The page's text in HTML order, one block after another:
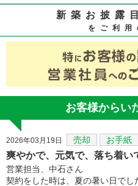
新築お披露
をご利用
お客様からい
2026年03月19日 売却 お手紙
爽やかで、元気で、落ち着い
営業担当、中石さん
契約をした時は、夏の暑い日で